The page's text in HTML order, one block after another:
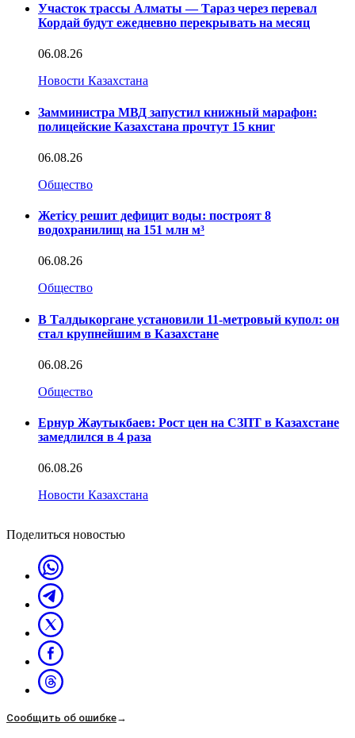
Участок трассы Алматы — Тараз через перевал
Кордай будут ежедневно перекрывать на месяц
06.08.26
Новости Казахстана
Замминистра МВД запустил книжный марафон:
полицейские Казахстана прочтут 15 книг
06.08.26
Общество
Жетісу решит дефицит воды: построят 8
водохранилищ на 151 млн м³
06.08.26
Общество
В Талдыкоргане установили 11-метровый купол: он
стал крупнейшим в Казахстане
06.08.26
Общество
Ернур Жаутыкбаев: Рост цен на СЗПТ в Казахстане
замедлился в 4 раза
06.08.26
Новости Казахстана
Поделиться новостью
Сообщить об ошибке→